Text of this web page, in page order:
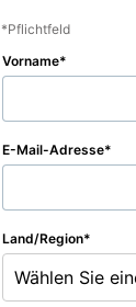
Pflichtfeld
Vorname
E-Mail-Adresse
Land/Region
Wählen Sie